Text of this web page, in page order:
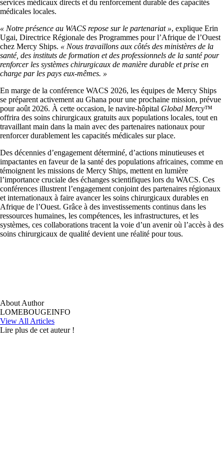
services médicaux directs et du renforcement durable des capacités
médicales locales.
« Notre présence au WACS repose sur le partenariat », explique Erin
Ugai, Directrice Régionale des Programmes pour l’Afrique de l’Ouest
chez Mercy Ships. « Nous travaillons aux côtés des ministères de la
santé, des instituts de formation et des professionnels de la santé pour
renforcer les systèmes chirurgicaux de manière durable et prise en
charge par les pays eux-mêmes. »
En marge de la conférence WACS 2026, les équipes de Mercy Ships
se préparent activement au Ghana pour une prochaine mission, prévue
pour août 2026. À cette occasion, le navire-hôpital Global Mercy™
offrira des soins chirurgicaux gratuits aux populations locales, tout en
travaillant main dans la main avec des partenaires nationaux pour
renforcer durablement les capacités médicales sur place.
Des décennies d’engagement déterminé, d’actions minutieuses et
impactantes en faveur de la santé des populations africaines, comme en
témoignent les missions de Mercy Ships, mettent en lumière
l’importance cruciale des échanges scientifiques lors du WACS. Ces
conférences illustrent l’engagement conjoint des partenaires régionaux
et internationaux à faire avancer les soins chirurgicaux durables en
Afrique de l’Ouest. Grâce à des investissements continus dans les
ressources humaines, les compétences, les infrastructures, et les
systèmes, ces collaborations tracent la voie d’un avenir où l’accès à des
soins chirurgicaux de qualité devient une réalité pour tous.
About Author
LOMEBOUGEINFO
View All Articles
Lire plus de cet auteur !